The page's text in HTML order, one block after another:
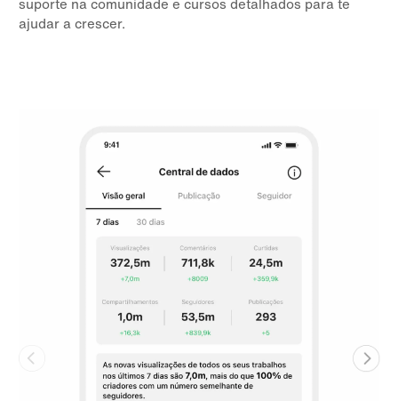
ajudar a crescer.